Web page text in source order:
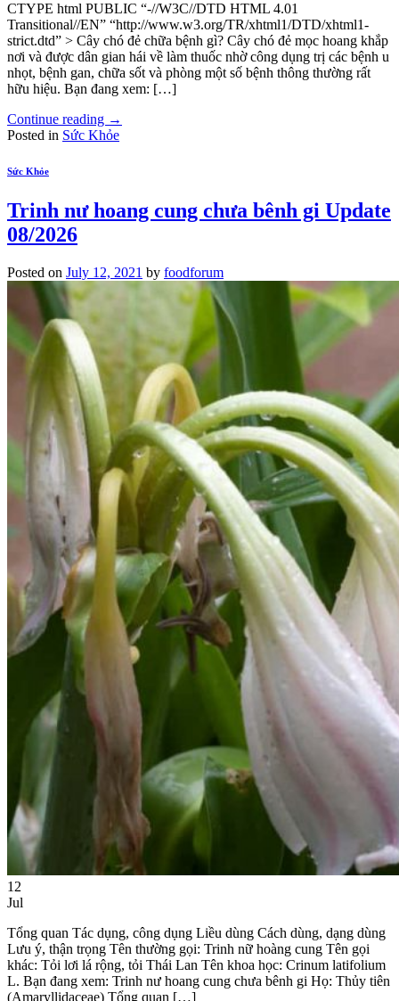
CTYPE html PUBLIC “-//W3C//DTD HTML 4.01
Transitional//EN” “http://www.w3.org/TR/xhtml1/DTD/xhtml1-
strict.dtd” > Cây chó đẻ chữa bệnh gì? Cây chó đẻ mọc hoang khắp
nơi và được dân gian hái về làm thuốc nhờ công dụng trị các bệnh u
nhọt, bệnh gan, chữa sốt và phòng một số bệnh thông thường rất
hữu hiệu. Bạn đang xem: […]
Continue reading →
Posted in Sức Khỏe
Sức Khỏe
Trinh nư hoang cung chưa bênh gi Update
08/2026
Posted on July 12, 2021 by foodforum
12
Jul
Tổng quan Tác dụng, công dụng Liều dùng Cách dùng, dạng dùng
Lưu ý, thận trọng Tên thường gọi: Trinh nữ hoàng cung Tên gọi
khác: Tỏi lơi lá rộng, tỏi Thái Lan Tên khoa học: Crinum latifolium
L. Bạn đang xem: Trinh nư hoang cung chưa bênh gi Họ: Thủy tiên
(Amaryllidaceae) Tổng quan […]